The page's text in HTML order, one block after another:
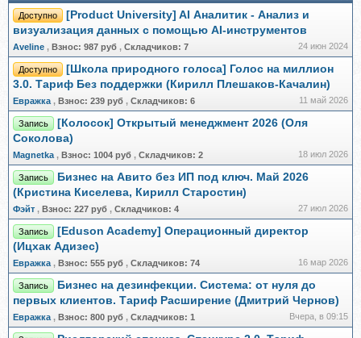
Доступно
[Product University] AI Аналитик - Анализ и
визуализация данных с помощью AI-инструментов
Aveline , Взнос: 987 руб , Складчиков: 7 24 июн 2024
Доступно
[Школа природного голоса] Голос на миллион
3.0. Тариф Без поддержки (Кирилл Плешаков-Качалин)
Евражкa , Взнос: 239 руб , Складчиков: 6 11 май 2026
Запись
[Колосок] Открытый менеджмент 2026 (Оля
Соколова)
Magnetka , Взнос: 1004 руб , Складчиков: 2 18 июл 2026
Запись
Бизнес на Авито без ИП под ключ. Май 2026
(Кристина Киселева, Кирилл Старостин)
Фэйт , Взнос: 227 руб , Складчиков: 4 27 июл 2026
Запись
[Eduson Academy] Операционный директор
(Ицхак Адизес)
Евражкa , Взнос: 555 руб , Складчиков: 74 16 мар 2026
Запись
Бизнес на дезинфекции. Система: от нуля до
первых клиентов. Тариф Расширение (Дмитрий Чернов)
Евражкa , Взнос: 800 руб , Складчиков: 1 Вчера, в 09:15